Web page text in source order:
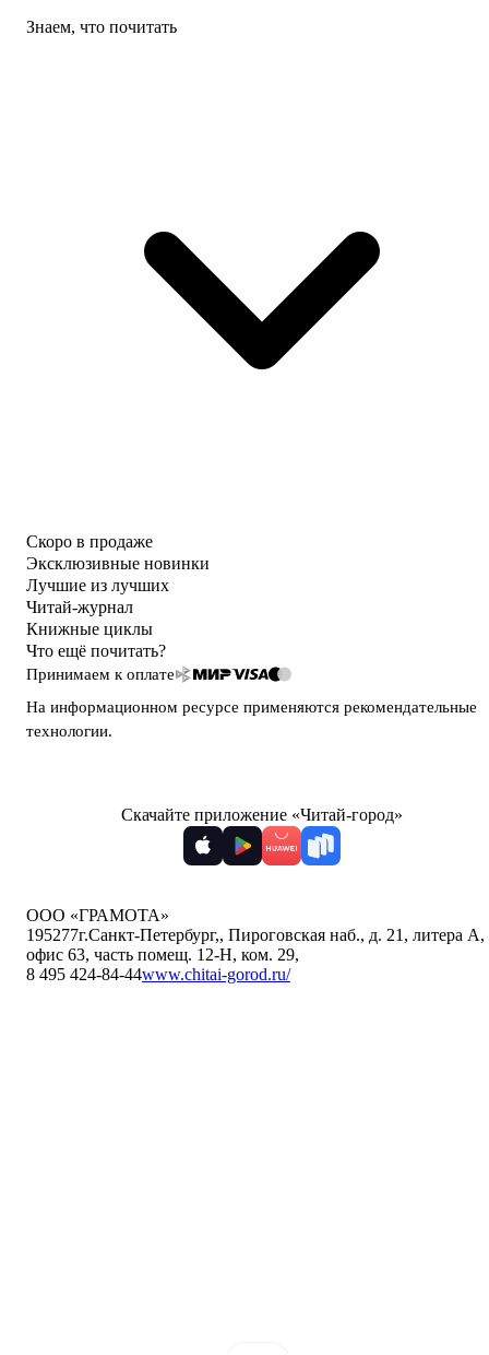
Знаем, что почитать
Скоро в продаже
Эксклюзивные новинки
Лучшие из лучших
Читай-журнал
Книжные циклы
Что ещё почитать?
Принимаем к оплате
На информационном ресурсе применяются рекомендательные
технологии.
Скачайте приложение «Читай-город»
ООО «ГРАМОТА»
195277г.Санкт-Петербург,, Пироговская наб., д. 21, литера А,
офис 63, часть помещ. 12-Н, ком. 29,
8 495 424-84-44www.chitai-gorod.ru/